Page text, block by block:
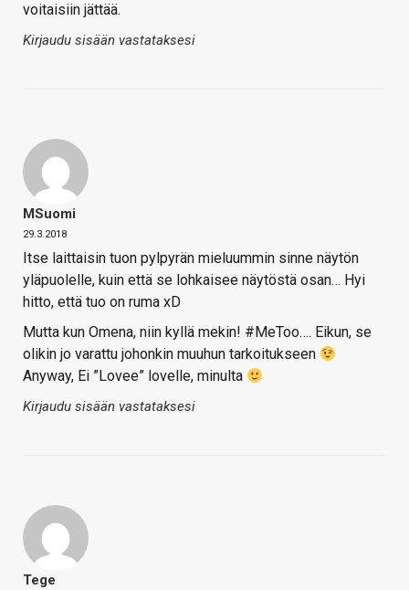
voitaisiin jättää.
Kirjaudu sisään vastataksesi
MSuomi
29.3.2018
Itse laittaisin tuon pylpyrän mieluummin sinne näytön
yläpuolelle, kuin että se lohkaisee näytöstä osan… Hyi
hitto, että tuo on ruma xD
Mutta kun Omena, niin kyllä mekin! #MeToo…. Eikun, se
olikin jo varattu johonkin muuhun tarkoitukseen
Anyway, Ei ”Lovee” lovelle, minulta
Kirjaudu sisään vastataksesi
Tege